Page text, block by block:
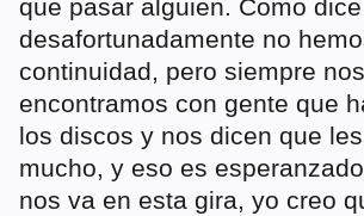
que pasar alguien. Como dice
desafortunadamente no
continuidad, pero siempre nos
encontramos con gente que
los discos y nos dicen que
mucho, y eso es
nos va en esta gira, yo creo